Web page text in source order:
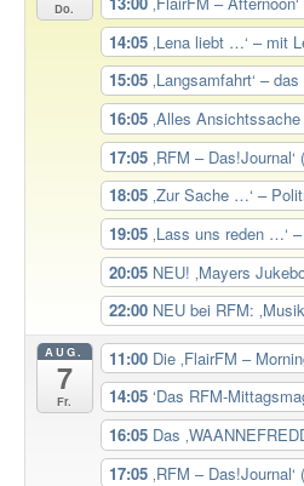
Do.
14:05 ‚Lena liebt …‘ – mit
15:05 ‚Langsamfahrt‘ –
16:05 ‚Alles
17:05 ‚RFM –
18:05 ‚Zur Sache …‘ –
19:05 ‚Lass uns reden …‘
20:05 NEU! ‚Mayers
22:00 NEU bei RFM:
AUG.
7
Fr.
11:00 Die ‚FlairFM –
14:05 ‘Das RFM-
16:05 Das
17:05 ‚RFM –